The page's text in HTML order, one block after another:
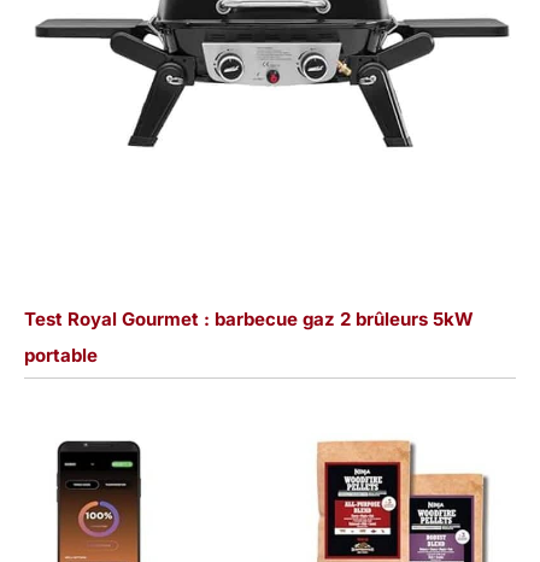
Test Royal Gourmet : barbecue gaz 2 brûleurs 5kW
portable